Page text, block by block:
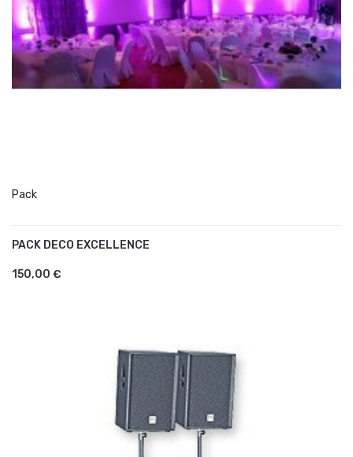
Pack
PACK DECO EXCELLENCE
150,00 €